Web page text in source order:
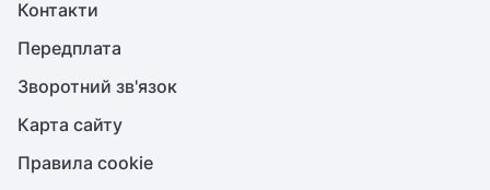
Контакти
Передплата
Зворотний зв'язок
Карта сайту
Правила cookie